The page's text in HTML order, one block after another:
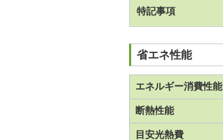
特記事項
省エネ性能
エネルギー消費性能
断熱性能
目安光熱費